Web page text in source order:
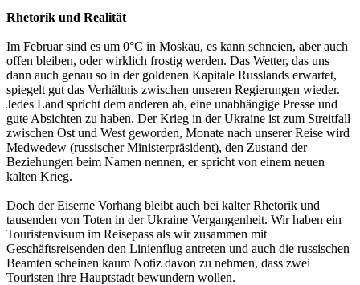
Rhetorik und Realität
Im Februar sind es um 0°C in Moskau, es kann schneien, aber auch
offen bleiben, oder wirklich frostig werden. Das Wetter, das uns
dann auch genau so in der goldenen Kapitale Russlands erwartet,
spiegelt gut das Verhältnis zwischen unseren Regierungen wieder.
Jedes Land spricht dem anderen ab, eine unabhängige Presse und
gute Absichten zu haben. Der Krieg in der Ukraine ist zum Streitfall
zwischen Ost und West geworden, Monate nach unserer Reise wird
Medwedew (russischer Ministerpräsident), den Zustand der
Beziehungen beim Namen nennen, er spricht von einem neuen
kalten Krieg.
Doch der Eiserne Vorhang bleibt auch bei kalter Rhetorik und
tausenden von Toten in der Ukraine Vergangenheit. Wir haben ein
Touristenvisum im Reisepass als wir zusammen mit
Geschäftsreisenden den Linienflug antreten und auch die russischen
Beamten scheinen kaum Notiz davon zu nehmen, dass zwei
Touristen ihre Hauptstadt bewundern wollen.